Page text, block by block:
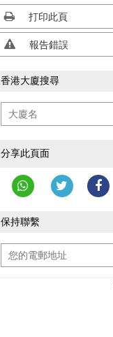
打印此頁
報告錯誤
香港大廈搜尋
分享此頁面
保持聯繫